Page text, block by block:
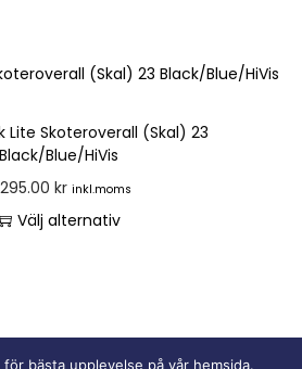
Lite Skoteroverall (Skal) 23
Black/Blue/HiVis
kr inkl.moms
Välj alternativ
bästa upplevelse på vår hemsida.